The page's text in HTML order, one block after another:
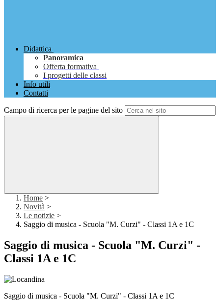
Didattica
Panoramica
Offerta formativa
I progetti delle classi
Info utili
Contatti
Campo di ricerca per le pagine del sito
Home >
Novità >
Le notizie >
Saggio di musica - Scuola "M. Curzi" - Classi 1A e 1C
Saggio di musica - Scuola "M. Curzi" -
Classi 1A e 1C
Saggio di musica - Scuola "M. Curzi" - Classi 1A e 1C